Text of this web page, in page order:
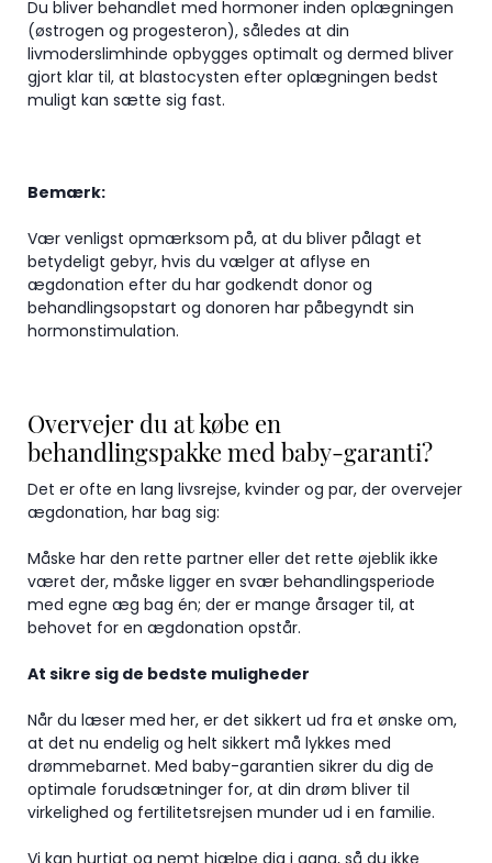
Du bliver behandlet med hormoner inden oplægningen
(østrogen og progesteron), således at din
livmoderslimhinde opbygges optimalt og dermed bliver
gjort klar til, at blastocysten efter oplægningen bedst
muligt kan sætte sig fast.
Bemærk:
Vær venligst opmærksom på, at du bliver pålagt et
betydeligt gebyr, hvis du vælger at aflyse en
ægdonation efter du har godkendt donor og
behandlingsopstart og donoren har påbegyndt sin
hormonstimulation.
Overvejer du at købe en
behandlingspakke med baby-garanti?
Det er ofte en lang livsrejse, kvinder og par, der overvejer
ægdonation, har bag sig:
Måske har den rette partner eller det rette øjeblik ikke
været der, måske ligger en svær behandlingsperiode
med egne æg bag én; der er mange årsager til, at
behovet for en ægdonation opstår.
At sikre sig de bedste muligheder
Når du læser med her, er det sikkert ud fra et ønske om,
at det nu endelig og helt sikkert må lykkes med
drømmebarnet. Med baby-garantien sikrer du dig de
optimale forudsætninger for, at din drøm bliver til
virkelighed og fertilitetsrejsen munder ud i en familie.